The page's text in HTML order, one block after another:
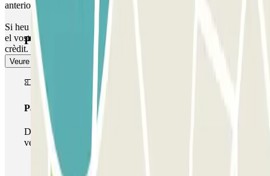
anteriorment per entrar i sortir.
Si heu excedit el temps d'estada: aneu al caixer automàtic i indiqueu
el vostre número de matrícula per abonar l'excés amb targeta de
crèdit. L'excés es calcula a preu de tarifa de l'aparcament.
Veure més
Productes de Parclick
Passi simple
Durant la teva estada podràs entrar i sortir una única
vegada al pàrquing